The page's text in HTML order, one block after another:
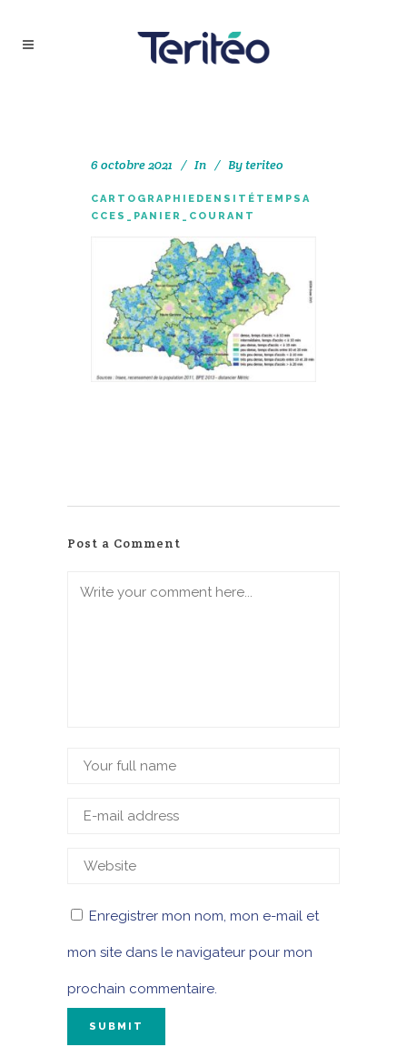
6 octobre 2021 In Byteriteo
CARTOGRAPHIEDENSITÉTEMPSA
CCES_PANIER_COURANT
Post a Comment
Enregistrer mon nom, mon e-mail et
mon site dans le navigateur pour mon
prochain commentaire.